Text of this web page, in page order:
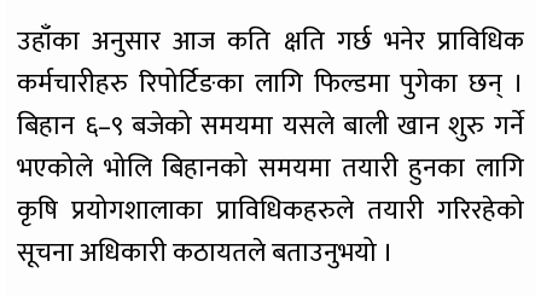
उहाँका अनुसार आज कति क्षति गर्छ भनेर प्राविधिक
कर्मचारीहरु रिपोर्टिङका लागि फिल्डमा पुगेका छन् ।
बिहान ६–९ बजेको समयमा यसले बाली खान शुरु गर्ने
भएकोले भोलि बिहानको समयमा तयारी हुनका लागि
कृषि प्रयोगशालाका प्राविधिकहरुले तयारी गरिरहेको
सूचना अधिकारी कठायतले बताउनुभयो ।